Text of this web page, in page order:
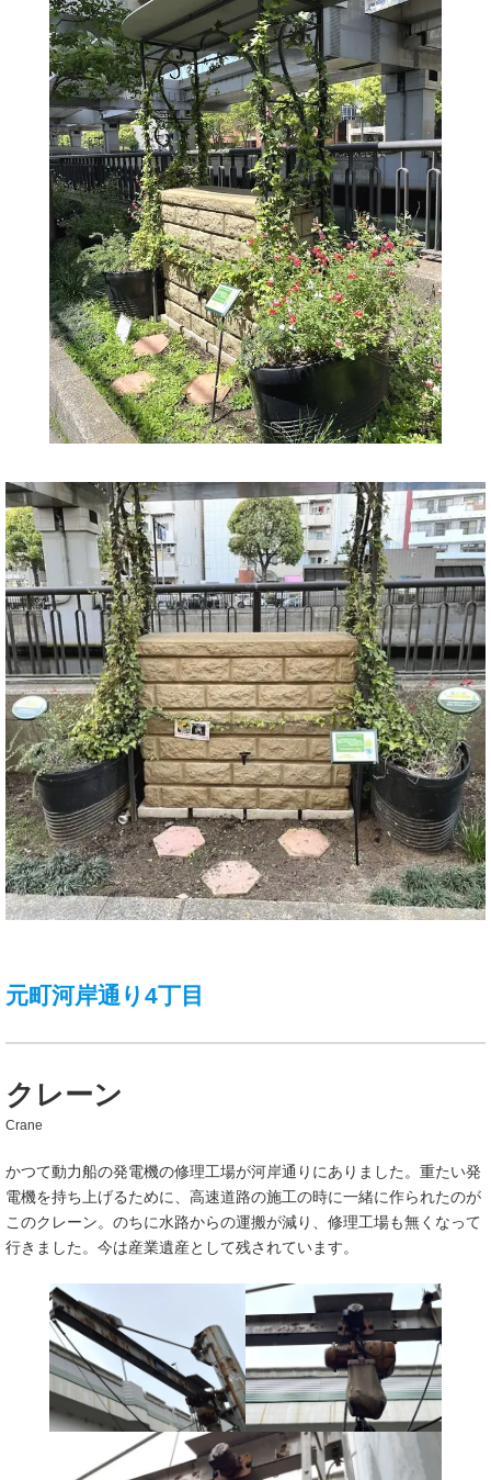
元町河岸通り4丁目
クレーン
Crane
かつて動力船の発電機の修理工場が河岸通りにありました。重たい発
電機を持ち上げるために、高速道路の施工の時に一緒に作られたのが
このクレーン。のちに水路からの運搬が減り、修理工場も無くなって
行きました。今は産業遺産として残されています。